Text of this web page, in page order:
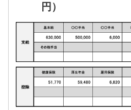
円）